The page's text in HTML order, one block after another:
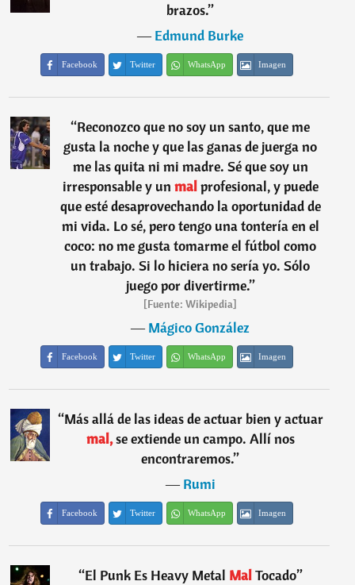
brazos.”
―Edmund Burke
Facebook Twitter WhatsApp Imagen
“Reconozco que no soy un santo, que me
gusta la noche y que las ganas de juerga no
me las quita ni mi madre. Sé que soy un
irresponsable y un malprofesional, y puede
que esté desaprovechando la oportunidad de
mi vida. Lo sé, pero tengo una tontería en el
coco: no me gusta tomarme el fútbol como
un trabajo. Si lo hiciera no sería yo. Sólo
juego por divertirme.”
[Fuente: Wikipedia]
―Mágico González
Facebook Twitter WhatsApp Imagen
“Más allá de las ideas de actuar bien y actuar
mal,se extiende un campo. Allí nos
encontraremos.”
―Rumi
Facebook Twitter WhatsApp Imagen
“El Punk Es Heavy Metal MalTocado”